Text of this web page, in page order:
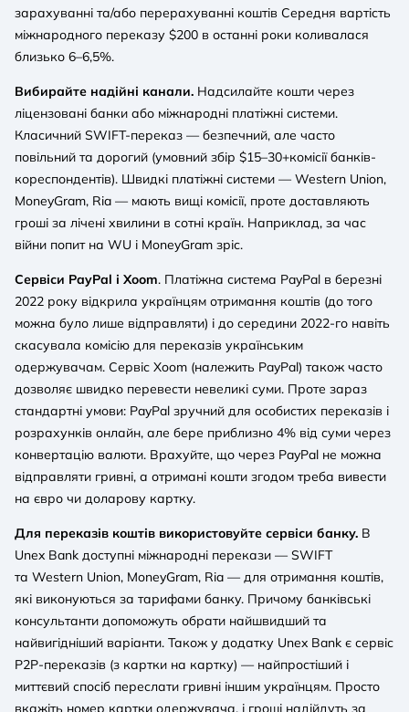
зарахуванні та/або перерахуванні коштів Середня вартість
міжнародного переказу $200 в останні роки коливалася
близько 6–6,5%.
Вибирайте надійні канали. Надсилайте кошти через
ліцензовані банки або міжнародні платіжні системи.
Класичний SWIFT-переказ — безпечний, але часто
повільний та дорогий (умовний збір $15–30+комісії банків-
кореспондентів). Швидкі платіжні системи — Western Union,
MoneyGram, Ria — мають вищі комісії, проте доставляють
гроші за лічені хвилини в сотні країн. Наприклад, за час
війни попит на WU і MoneyGram зріс.
Сервіси PayPal і Xoom. Платіжна система PayPal в березні
2022 року відкрила українцям отримання коштів (до того
можна було лише відправляти) і до середини 2022-го навіть
скасувала комісію для переказів українським
одержувачам. Сервіс Xoom (належить PayPal) також часто
дозволяє швидко перевести невеликі суми. Проте зараз
стандартні умови: PayPal зручний для особистих переказів і
розрахунків онлайн, але бере приблизно 4% від суми через
конвертацію валюти. Врахуйте, що через PayPal не можна
відправляти гривні, а отримані кошти згодом треба вивести
на євро чи доларову картку.
Для переказів коштів використовуйте сервіси банку. В
Unex Bank доступні міжнародні перекази — SWIFT
та Western Union, MoneyGram, Ria — для отримання коштів,
які виконуються за тарифами банку. Причому банківські
консультанти допоможуть обрати найшвидший та
найвигідніший варіанти. Також у додатку Unex Bank є сервіс
P2P-переказів (з картки на картку) — найпростіший і
миттєвий спосіб переслати гривні іншим українцям. Просто
вкажіть номер картки одержувача, і гроші надійдуть за